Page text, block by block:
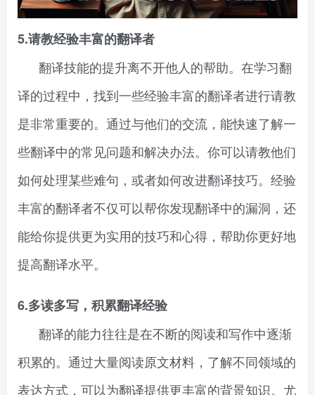
5.请教经验丰富的翻译者
翻译技能的提升离不开他人的帮助。在学习翻
译的过程中，找到一些经验丰富的翻译者进行请教
是非常重要的。通过与他们的交流，能快速了解一
些翻译中的常见问题和解决办法。你可以请教他们
如何处理某些难句，或者如何改进翻译技巧。经验
丰富的翻译者不仅可以帮你发现翻译中的漏洞，还
能给你提供更为实用的技巧和心得，帮助你更好地
提高翻译水平。
6.多读多写，积累翻译经验
翻译的能力往往是在不断的阅读和写作中逐渐
积累的。通过大量阅读原文材料，了解不同领域的
表达方式，可以为翻译提供更丰富的背景知识。尤